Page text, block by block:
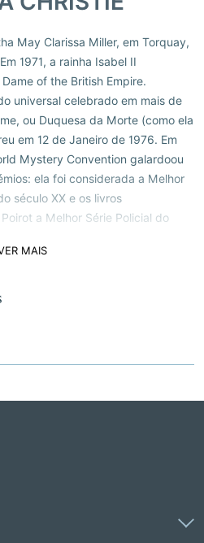
May Clarissa Miller, em Torquay,
1971, a rainha Isabel II
of the British Empire.
universal celebrado em mais de
ou Duquesa da Morte (como ela
em 12 de Janeiro de 1976. Em
Mystery Convention galardoou
ela foi considerada a Melhor
século XX e os livros
a Melhor Série Policial do
MAIS